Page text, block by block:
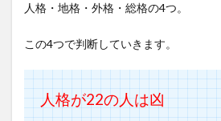
人格・地格・外格・総格の4つ。
この4つで判断していきます。
人格が22の人は凶